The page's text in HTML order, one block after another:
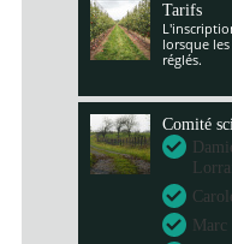
Tarifs
lorsque
réglés.
Comité